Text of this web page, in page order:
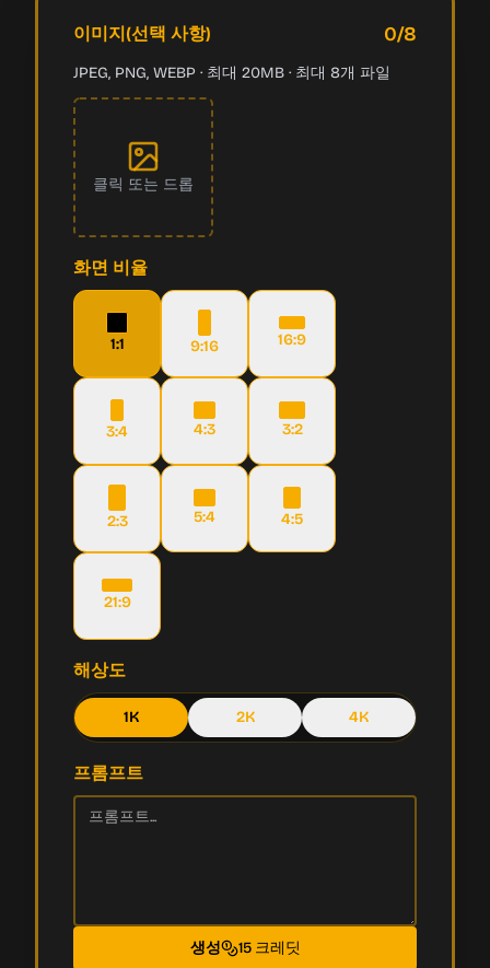
이미지(선택 사항) 0/8
JPEG, PNG, WEBP · 최대 20MB · 최대 8개 파일
클릭 또는 드롭
화면 비율
1:1 9:16 16:9
3:4 4:3 3:2
2:3 5:4 4:5
21:9
해상도
1K 2K 4K
프롬프트
생성 15 크레딧